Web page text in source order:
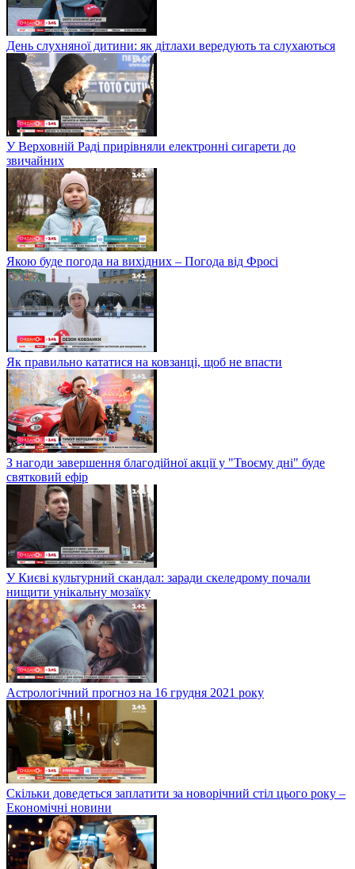
День слухняної дитини: як дітлахи вередують та слухаються
У Верховній Раді прирівняли електронні сигарети до
звичайних
Якою буде погода на вихідних – Погода від Фросі
Як правильно кататися на ковзанці, щоб не впасти
З нагоди завершення благодійної акції у "Твоєму дні" буде
святковий ефір
У Києві культурний скандал: заради скеледрому почали
нищити унікальну мозаїку
Астрологічний прогноз на 16 грудня 2021 року
Скільки доведеться заплатити за новорічний стіл цього року –
Економічні новини